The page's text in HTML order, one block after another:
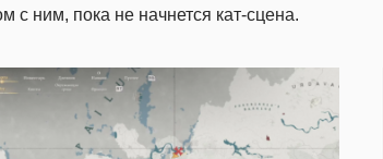
с ним, пока не начнется кат-сцена.